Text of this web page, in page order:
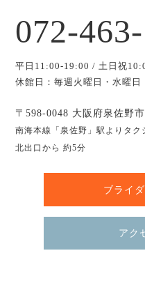
072-
平日11:00-19:00 / 土日祝
休館日：毎週火曜日・水曜日
〒598-0048 大阪府泉佐野
南海本線「泉佐野」駅よりタ
北出口から 約5分
ブライ
アク